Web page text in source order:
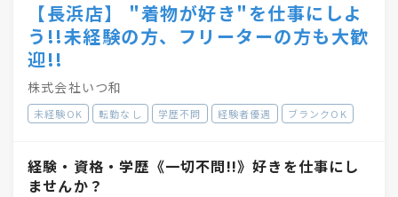
【長浜店】 "着物が好き"を仕事にしよ
う!!未経験の方、フリーターの方も大歓
迎!!
株式会社いつ和
未経験OK 転勤なし 学歴不問 経験者優遇 ブランクOK
経験・資格・学歴《一切不問!!》好きを仕事にし
ませんか？